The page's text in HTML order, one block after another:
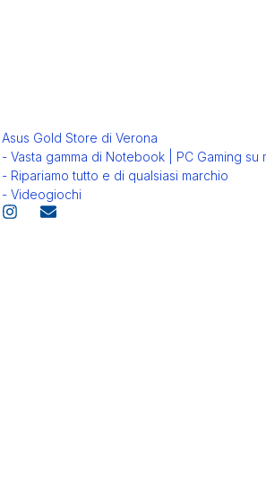
Asus Gold Store di Verona
- Vasta gamma di Notebook | PC Gaming su
- Ripariamo tutto e di qualsiasi marchio
- Videogiochi